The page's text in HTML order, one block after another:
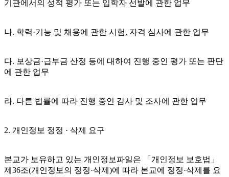
기관에서의 성적 평가 또는 입학자 선발에 관한 업무
나. 학력·기능 및 채용에 관한 시험, 자격 심사에 관한 업무
다. 보상금·급부금 산정 등에 대하여 진행 중인 평가 또는 판단
에 관한 업무
라. 다른 법률에 따라 진행 중인 감사 및 조사에 관한 업무
2. 개인정보 정정 · 삭제 요구
본교가 보유하고 있는 개인정보파일은 「개인정보 보호법」
제36조(개인정보의 정정·삭제)에 따라 본교에 정정·삭제를 요